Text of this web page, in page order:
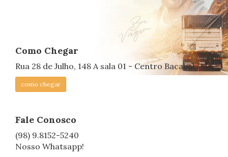
Como Chegar
Rua 28 de Julho, 148 A sala 01 - Centro Bacabal/MA
como chegar
Fale Conosco
(98) 9.8152-5240
Nosso Whatsapp!